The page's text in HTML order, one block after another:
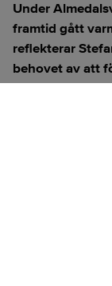
Under
framtid gått
reflekterar
behovet av att
hur modern